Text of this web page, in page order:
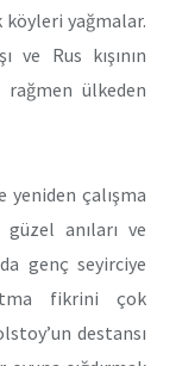
yağmalar.
ve Rus kışının
ülkeden
yeniden çalışma
anıları ve
genç seyirciye
fikrini çok
destansı